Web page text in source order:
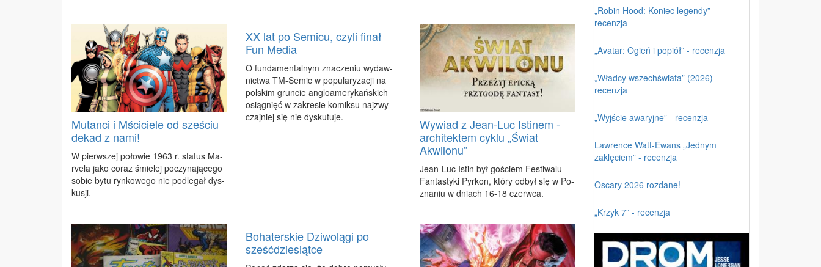
Mutanci i Mściciele od sześciu
dekad z nami!
W pierw­szej po­ło­wie 1963 r. sta­tus Ma­
rve­la ja­ko co­raz śmie­lej po­czy­na­ją­ce­go
so­bie by­tu ryn­ko­we­go nie pod­le­gał dys­
ku­sji.
XX lat po Semicu, czyli finał
Fun Media
O fun­da­men­tal­nym zna­cze­niu wy­daw­
nic­twa TM-Se­mic w po­pu­la­ry­za­cji na
pol­skim grun­cie an­glo­ame­ry­kań­skich
osią­gnięć w za­kre­sie ko­mik­su naj­zwy­
czaj­niej się nie dys­ku­tu­je.
Wywiad z Jean-Luc Istinem -
architektem cyklu „Świat
Akwilonu”
Je­an-Luc Istin był go­ściem Fe­sti­wa­lu
Fan­ta­sty­ki Pyr­kon, któ­ry od­był się w Po­
zna­niu w dniach 16-18 czerw­ca.
Bohaterskie Dziwolągi po
sześćdziesiątce
„Robin Hood: Koniec legendy” -
recenzja
„Avatar: Ogień i popiół” - recenzja
„Władcy wszechświata” (2026) -
recenzja
„Wyjście awaryjne” - recenzja
Lawrence Watt-Ewans „Jednym
zaklęciem” - recenzja
Oscary 2026 rozdane!
„Krzyk 7” - recenzja